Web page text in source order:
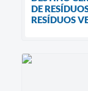
DE
RESÍDUOS